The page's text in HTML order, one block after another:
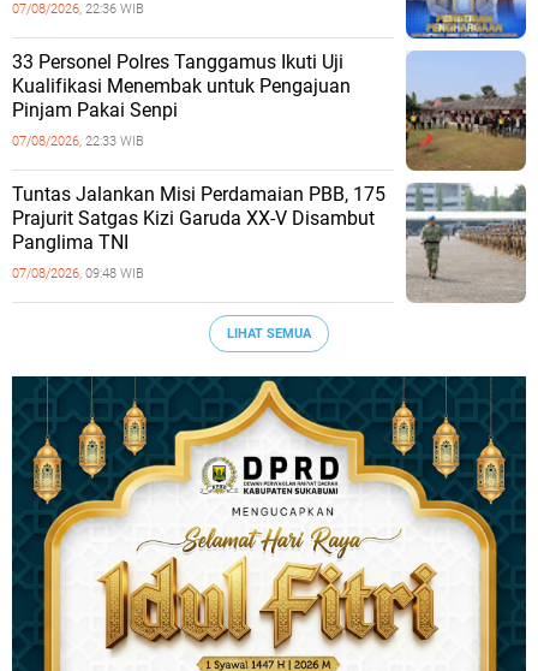
07/08/2026, 22:36 WIB
33 Personel Polres Tanggamus Ikuti Uji
Kualifikasi Menembak untuk Pengajuan
Pinjam Pakai Senpi
07/08/2026, 22:33 WIB
Tuntas Jalankan Misi Perdamaian PBB, 175
Prajurit Satgas Kizi Garuda XX-V Disambut
Panglima TNI
07/08/2026, 09:48 WIB
LIHAT SEMUA